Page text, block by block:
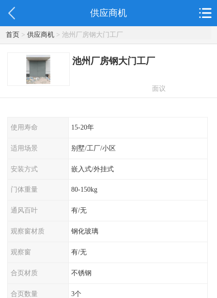
供应商机
首页> 供应商机> 池州厂房钢大门工厂
池州厂房钢大门工厂
面议
使用寿命 15-20年
适用场景 别墅/工厂/小区
安装方式 嵌入式/外挂式
门体重量 80-150kg
通风百叶 有/无
观察窗材质 钢化玻璃
观察窗 有/无
合页材质 不锈钢
合页数量 3个